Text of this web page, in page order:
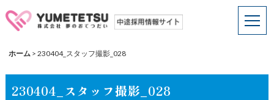
ホーム > 230404_スタッフ撮影_028
230404_スタッフ撮影_028